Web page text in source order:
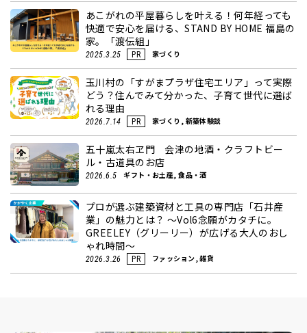
あこがれの平屋暮らしを叶える！何年経っても
快適で安心を届ける、STAND BY HOME 福島の
家。「渡伝組」
2025.3.25 PR 家づくり
玉川村の「すがまプラザ住宅エリア」って実際
どう？住んでみて分かった、子育て世代に選ば
れる理由
2026.7.14 PR 家づくり, 新築体験談
五十嵐太右ヱ門 会津の地酒・クラフトビー
ル・古道具のお店
2026.6.5 ギフト・お土産, 食品・酒
プロが選ぶ建築資材と工具の専門店「石井産
業」の魅力とは？ ～Vol6念願がカタチに。
GREELEY（グリーリー）が広げる大人のおし
ゃれ時間～
2026.3.26 PR ファッション, 雑貨